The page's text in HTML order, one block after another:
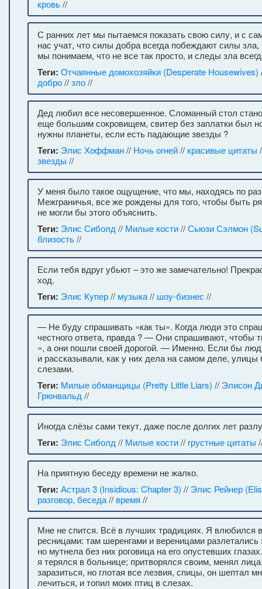
кровь//
С ранних лет мы пытаемся показать свою силу, и с
нас учат, что силы добра всегда побеждают силы зла,
мы понимаем, что не все так просто, и следы зла
Теги: Отчаянные домохозяйки (Desperate Housewives)
добро//зло//
Дед любил все несовершенное. Сломанный стол
еще большим сокровищем, свитер без заплатки был
нужны планеты, если есть падающие звезды ?
Теги: Элис Хоффман// Ночь огней// красивые цитаты
звезды //
У меня было такое ощущение, что мы, находясь по
Межграничья, все же рождены для того, чтобы быть
не могли бы этого объяснить.
Теги: Элис Сиболд // Милые кости//Сьюзи Сэлмон
близость//
Если тебя вдруг убьют – это же замечательно!
ход.
Теги: Элис Купер// музыка// шоу-бизнес //
— Не буду спрашивать «как ты». Когда люди это
честного ответа, правда ? — Они спрашивают, чтобы
», а они пошли своей дорогой. — Именно. Если бы
и рассказывали, как у них дела на самом деле,
слезами.
Теги: Милые обманщицы (Pretty Little Liars) // Элисон
Грюнвальд //
Иногда слёзы сами текут, даже после долгих лет
Теги: Элис Сиболд // Милые кости// грустные цитаты
На приятную беседу времени не жалко.
Теги: Астрал 3 (Insidious: Chapter 3) // Элис Рейнер
разговор, беседа// время //
Мне не спится. Всё в лучших традициях. Я влюбился
ресницами: там шеренгами и вереницами
но мутнела без них роговица на его опустевших
я терялся в больнице; притворялся своим, менял
заразиться, но глотая все лезвия, спицы, он шептал
лечиться, и топил моих птиц в слезах.